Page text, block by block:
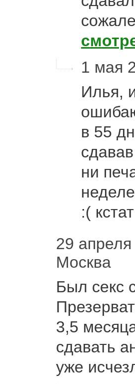
1 мая
Илья,
в 55
ни
:(
29
Москва
Был секс
3,5
сдавать
уже